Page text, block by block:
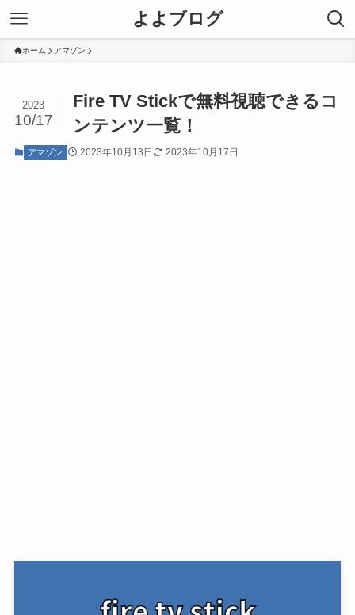
よよブログ
ホーム アマゾン
Fire TV Stickで無料視聴できるコ
ンテンツ一覧！
2023
10/17
アマゾン 2023年10月13日 2023年10月17日